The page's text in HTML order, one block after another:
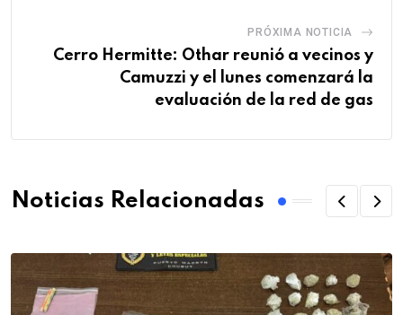
PRÓXIMA NOTICIA
Cerro Hermitte: Othar reunió a vecinos y
Camuzzi y el lunes comenzará la
evaluación de la red de gas
Noticias Relacionadas